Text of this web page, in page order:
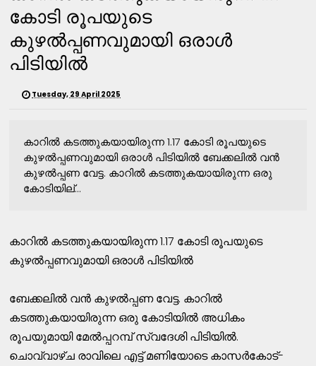
കോടി രൂപയുടെ
കുഴൽപ്പണവുമായി ഒരാൾ
പിടിയിൽ
Tuesday, 29 April 2025
കാറിൽ കടത്തുകയായിരുന്ന 1.17 കോടി രൂപയുടെ
കുഴൽപ്പണവുമായി ഒരാൾ പിടിയിൽ ബേക്കലില്‍ വന്‍
കുഴല്‍പ്പണ വേട്ട. കാറില്‍ കടത്തുകയായിരുന്ന ഒരു
കോടിയില്...
കാറിൽ കടത്തുകയായിരുന്ന 1.17 കോടി രൂപയുടെ
കുഴൽപ്പണവുമായി ഒരാൾ പിടിയിൽ
ബേക്കലില്‍ വന്‍ കുഴല്‍പ്പണ വേട്ട. കാറില്‍
കടത്തുകയായിരുന്ന ഒരു കോടിയില്‍ അധികം
രൂപയുമായി മേല്‍പ്പറമ്പ് സ്വദേശി പിടിയില്‍.
ചൊവ്വാഴ്ച രാവിലെ എട്ട് മണിയോടെ കാസര്‍കോട്-